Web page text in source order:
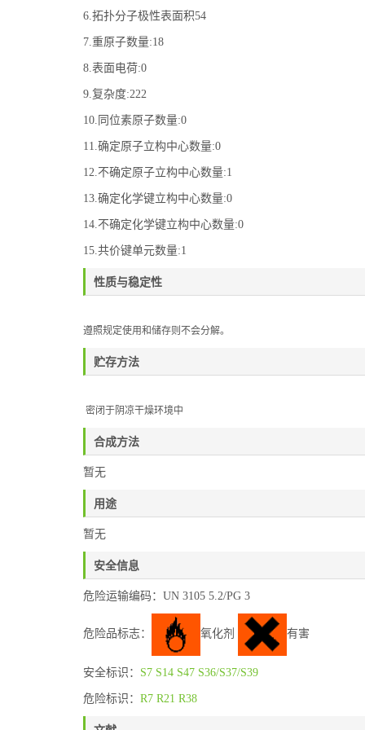
6.拓扑分子极性表面积54
7.重原子数量:18
8.表面电荷:0
9.复杂度:222
10.同位素原子数量:0
11.确定原子立构中心数量:0
12.不确定原子立构中心数量:1
13.确定化学键立构中心数量:0
14.不确定化学键立构中心数量:0
15.共价键单元数量:1
性质与稳定性
遵照规定使用和储存则不会分解。
贮存方法
密闭于阴凉干燥环境中
合成方法
暂无
用途
暂无
安全信息
危险运输编码：UN 3105 5.2/PG 3
危险品标志： 氧化剂 有害
安全标识： S7 S14 S47 S36/S37/S39
危险标识： R7 R21 R38